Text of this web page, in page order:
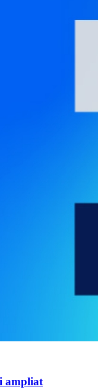
ampliat